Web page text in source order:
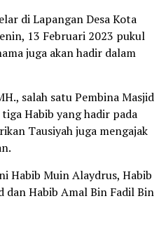
di Lapangan Desa Kota
13 Februari 2023 pukul
juga akan hadir dalam
salah satu Pembina Masjid
Habib yang hadir pada
Tausiyah juga mengajak
Habib Muin Alaydrus, Habib
dan Habib Amal Bin Fadil Bin